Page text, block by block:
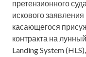
претензионного
искового
касающегося
контракта на
Landing System